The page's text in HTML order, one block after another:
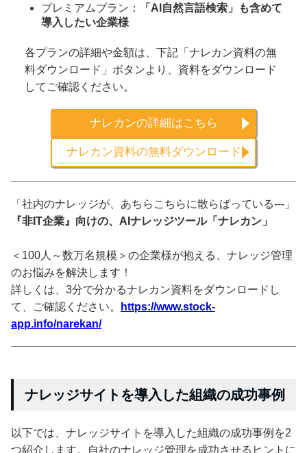
プレミアムプラン：
「AI自然言語検索」も含めて
導入したい企業様
各プランの詳細や金額は、下記「ナレカン資料の無
料ダウンロード」ボタンより、資料をダウンロード
してご確認ください。
ナレカンの詳細はこちら
ナレカン資料の無料ダウンロード
「社内のナレッジが、あちらこちらに散らばっている---」
『非IT企業』向けの、AIナレッジツール「ナレカン」
＜100人～数万名規模＞の企業様が抱える、ナレッジ管理
のお悩みを解決します！
詳しくは、3分で分かるナレカン資料をダウンロードし
て、ご確認ください。
https://www.stock-
app.info/narekan/
ナレッジサイトを導入した組織の成功事例
以下では、ナレッジサイトを導入した組織の成功事例を2
つ紹介します。自社のナレッジ管理を成功させるヒントに